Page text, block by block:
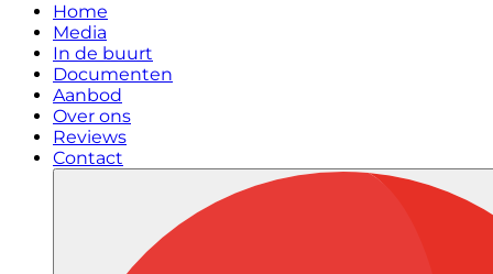
Home
Media
In de buurt
Documenten
Aanbod
Over ons
Reviews
Contact